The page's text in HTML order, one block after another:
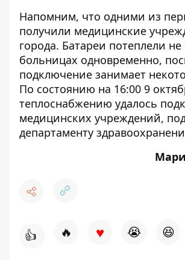
Напомним, что одними из
получили медицинские
города. Батареи потеплели не
больницах одновременно,
подключение занимает
По состоянию на 16:00 9
теплоснабжению удалось
медицинских учреждений,
департаменту
👍 🔥 ♥ 😭 😆